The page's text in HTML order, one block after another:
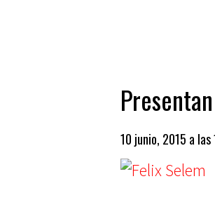
10 junio, 2015 a las